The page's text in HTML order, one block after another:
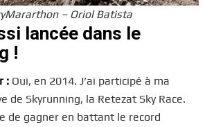
– Oriol Batista
lancée dans le
!
: Oui, en 2014. J’ai participé à ma
de Skyrunning, la Retezat Sky Race.
de gagner en battant le record